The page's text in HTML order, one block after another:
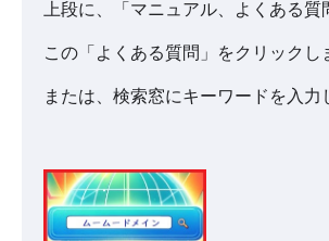
上段に、「マニュアル、よくある
この「よくある質問」をクリックし
または、検索窓にキーワードを入力